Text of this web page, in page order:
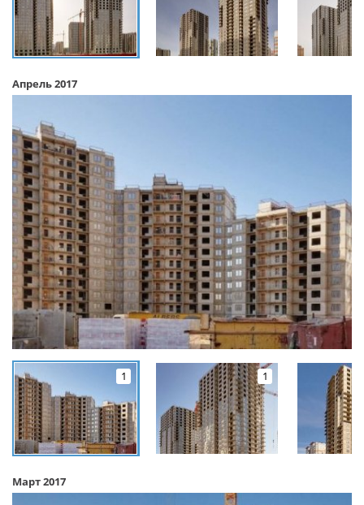
Апрель 2017
1 1
Март 2017